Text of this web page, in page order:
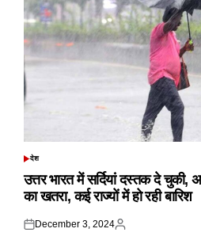
POSTED
देश
उत्तर भारत में सर्दियां दस्तक दे
का खतरा, कई राज्यों में हो रही बारिश
Posted
December 3, 2024
Posted